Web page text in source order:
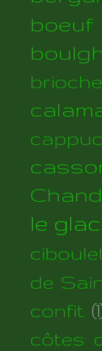
boeuf
brioche
le
de
confit
côtes